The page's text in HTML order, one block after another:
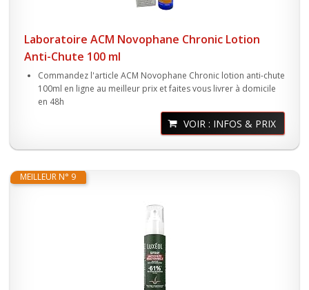
Laboratoire ACM Novophane Chronic Lotion
Anti-Chute 100 ml
Commandez l'article ACM Novophane Chronic lotion anti-chute
100ml en ligne au meilleur prix et faites vous livrer à domicile
en 48h
VOIR : INFOS & PRIX
MEILLEUR N° 9